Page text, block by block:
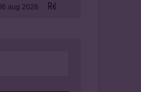
Rémy Cointreau zet in op